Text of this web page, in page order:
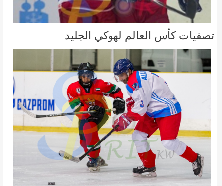
تصفيات كأس العالم لهوكي الجليد